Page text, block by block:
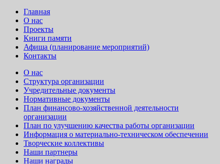
Главная
О нас
Проекты
Книги памяти
Афиша (планирование мероприятий)
Контакты
О нас
Структура организации
Учредительные документы
Нормативные документы
План финансово-хозяйственной деятельности
организации
План по улучшению качества работы организации
Информация о материально-техническом обеспечении
Творческие коллективы
Наши партнеры
Наши награды